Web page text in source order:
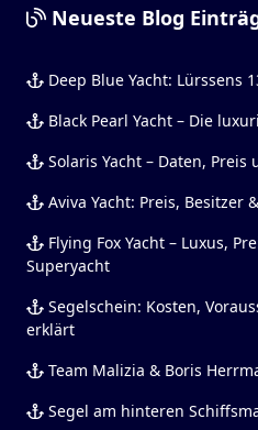
Neueste Blog
Deep Blue Yacht: Lürssens
Black Pearl Yacht – Die
Solaris Yacht – Daten, Preis
Aviva Yacht: Preis, Besitzer
Flying Fox Yacht – Luxus,
Superyacht
Segelschein: Kosten,
erklärt
Team Malizia & Boris
Segel am hinteren